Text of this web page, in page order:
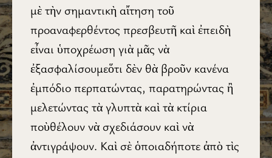
μὲ τὴν σημαντικὴ αἴτηση τοῦ
προαναφερθέντος πρεσβευτῆ καὶ ἐπειδὴ
εἶναι ὑποχρέωση γιὰ μᾶς νὰ
ἐξασφαλίσουμεὅτι δὲν θὰ βροῦν κανένα
ἐμπόδιο περπατώντας, παρατηρώντας ἢ
μελετώντας τὰ γλυπτὰ καὶ τὰ κτίρια
ποὺθέλουν νὰ σχεδιάσουν καὶ νὰ
ἀντιγράψουν. Καὶ σὲ ὁποιαδήποτε ἀπὸ τὶς